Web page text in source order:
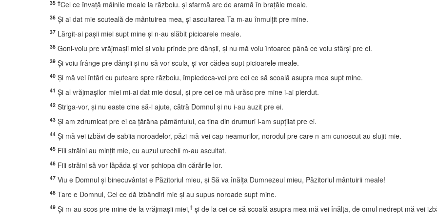
35 †Cel ce învaţă mâinile meale la războiu. şi sfarmă arc de aramă în braţăle meale.
36 Şi ai dat mie scuteală de mântuirea mea, şi ascultarea Ta m-au înmulţit pre mine.
37 Lărgit-ai paşii miei supt mine şi n-au slăbit picioarele meale.
38 Goni-voiu pre vrăjmaşii miei şi voiu prinde pre dânşii, şi nu mă voiu întoarce până ce voiu sfârşi pre ei.
39 Şi voiu frânge pre dânşii şi nu să vor scula, şi vor cădea supt picioarele meale.
40 Şi mă vei întări cu puteare spre războiu, împiedeca-vei pre cei ce să scoală asupra mea supt mine.
41 Şi al vrăjmaşilor miei mi-ai dat mie dosul, şi pre cei ce mă urăsc pre mine i-ai pierdut.
42 Striga-vor, şi nu easte cine să-i ajute, cătră Domnul şi nu i-au auzit pre ei.
43 Şi am zdrumicat pre ei ca ţărâna pământului, ca tina din drumuri i-am supţiiat pre ei.
44 Şi mă vei izbăvi de sabiia noroadelor, păzi-mă-vei cap neamurilor, norodul pre care n-am cunoscut au slujit mie.
45 Fiii străini au minţit mie, cu auzul urechii m-au ascultat.
46 Fiii străini să vor lăpăda şi vor şchiopa din cărările lor.
47 Viu e Domnul şi binecuvântat e Păzitoriul mieu, şi Să va înălţa Dumnezeul mieu, Păzitoriul mântuirii meale!
48 Tare e Domnul, Cel ce dă izbândiri mie şi au supus noroade supt mine.
49 Şi m-au scos pre mine de la vrăjmaşii miei,† şi de la cei ce să scoală asupra mea mă vei înălţa, de omul nedrept mă vei